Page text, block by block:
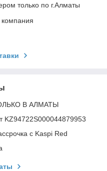
только по г.Алматы
В АЛМАТЫ
KZ94722S000044879953
с Kaspi Red